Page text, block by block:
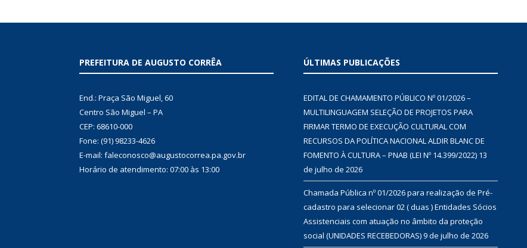
PREFEITURA DE AUGUSTO CORRÊA
End.: Praça São Miguel, 60
Centro São Miguel – PA
CEP: 68610-000
Fone: (91) 98233-4626
E-mail: faleconosco@augustocorrea.pa.gov.br
Horário de atendimento: 07:00 às 13:00
ÚLTIMAS PUBLICAÇÕES
EDITAL DE CHAMAMENTO PÚBLICO Nº 01/2026 –
MULTILINGUAGEM SELEÇÃO DE PROJETOS PARA
FIRMAR TERMO DE EXECUÇÃO CULTURAL COM
RECURSOS DA POLÍTICA NACIONAL ALDIR BLANC DE
FOMENTO À CULTURA – PNAB (LEI Nº 14.399/2022) 13
de julho de 2026
Chamada Pública nº 01/2026 para realização de Pré-
cadastro para selecionar 02 ( duas ) Entidades Sócios
Assistenciais com atuação no âmbito da proteção
social (UNIDADES RECEBEDORAS)9 de julho de 2026